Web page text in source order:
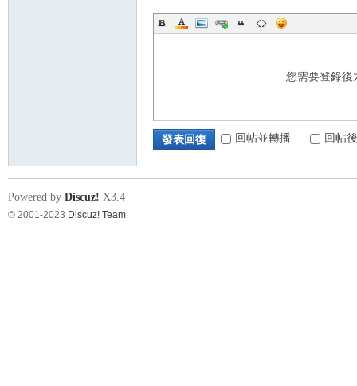
您需要登錄
發表回復 回帖並轉播 回帖
Powered by Discuz! X3.4
© 2001-2023 Discuz! Team.